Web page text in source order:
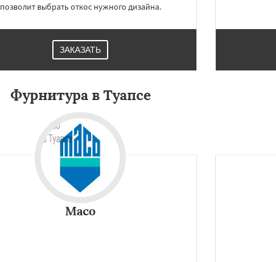
позволит выбрать откос нужного дизайна.
ЗАКАЗАТЬ
Фурнитура в Туапсе
Maco